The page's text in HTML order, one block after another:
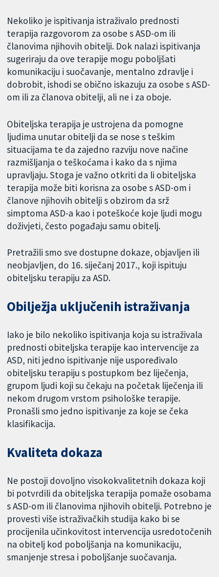
Nekoliko je ispitivanja istraživalo prednosti
terapija razgovorom za osobe s ASD-om ili
članovima njihovih obitelji. Dok nalazi ispitivanja
sugeriraju da ove terapije mogu poboljšati
komunikaciju i suočavanje, mentalno zdravlje i
dobrobit, ishodi se obično iskazuju za osobe s ASD-
om ili za članova obitelji, ali ne i za oboje.
Obiteljska terapija je ustrojena da pomogne
ljudima unutar obitelji da se nose s teškim
situacijama te da zajedno razviju nove načine
razmišljanja o teškoćama i kako da s njima
upravljaju. Stoga je važno otkriti da li obiteljska
terapija može biti korisna za osobe s ASD-om i
članove njihovih obitelji s obzirom da srž
simptoma ASD-a kao i poteškoće koje ljudi mogu
doživjeti, često pogađaju samu obitelj.
Pretražili smo sve dostupne dokaze, objavljen ili
neobjavljen, do 16. siječanj 2017., koji ispituju
obiteljsku terapiju za ASD.
Obilježja uključenih istraživanja
Iako je bilo nekoliko ispitivanja koja su istraživala
prednosti obiteljska terapije kao intervencije za
ASD, niti jedno ispitivanje nije uspoređivalo
obiteljsku terapiju s postupkom bez liječenja,
grupom ljudi koji su čekaju na početak liječenja ili
nekom drugom vrstom psihološke terapije.
Pronašli smo jedno ispitivanje za koje se čeka
klasifikacija.
Kvaliteta dokaza
Ne postoji dovoljno visokokvalitetnih dokaza koji
bi potvrdili da obiteljska terapija pomaže osobama
s ASD-om ili članovima njihovih obitelji. Potrebno je
provesti više istraživačkih studija kako bi se
procijenila učinkovitost intervencija usredotočenih
na obitelj kod poboljšanja na komunikaciju,
smanjenje stresa i poboljšanje suočavanja.